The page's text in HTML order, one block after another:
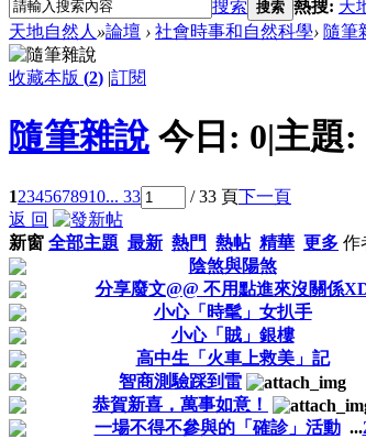
搜索 搜索 熱搜: 天
天地自然人 »論壇 › 社會時事和自然科學› 隨筆
收藏本版 (2) |訂閱
隨筆雜說 今日: 0|主題:
12345678910... 33 / 33 頁下一頁
返 回
新窗 全部主題 最新 熱門 熱帖 精華 更多 作
陰煞與陽煞
分享廢文@@ 不用點進來沒關係
小心「時髦」女扒手
小心「賊」銀樓
高中生「火車上救美」記
智商測驗踩到雷
恭賀新喜，萬事如意！
一場不得不參與的「確診」活動 ...